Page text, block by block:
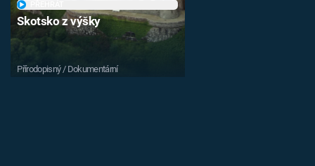
Skotsko z výšky
Přírodopisný / Dokumentární